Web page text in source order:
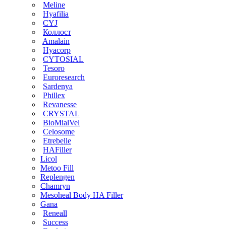
Meline
Hyafilia
CYJ
Коллост
Amalain
Hyacorp
CYTOSIAL
Tesoro
Euroresearch
Sardenya
Phillex
Revanesse
CRYSTAL
BioMialVel
Celosome
Etrebelle
HAFiller
Licol
Metoo Fill
Replengen
Chamryn
Mesoheal Body HA Filler
Gana
Reneall
Success